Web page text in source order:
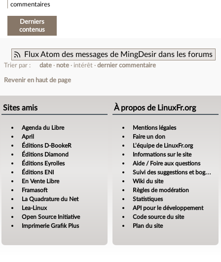
commentaires
Derniers
contenus
Flux Atom des messages de MingDesir dans les forums
Trier par : date note intérêt dernier commentaire
Revenir en haut de page
Sites amis
Agenda du Libre
April
Éditions D-BookeR
Éditions Diamond
Éditions Eyrolles
Éditions ENI
En Vente Libre
Framasoft
La Quadrature du Net
Lea-Linux
Open Source Initiative
Imprimerie Grafik Plus
À propos de LinuxFr.org
Mentions légales
Faire un don
L’équipe de LinuxFr.org
Informations sur le site
Aide / Foire aux questions
Suivi des suggestions et bogues
Wiki du site
Règles de modération
Statistiques
API pour le développement
Code source du site
Plan du site